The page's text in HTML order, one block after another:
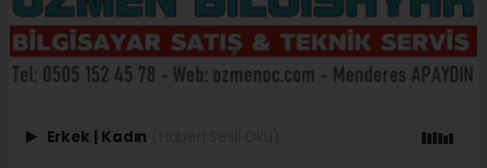
Erkek | Kadın